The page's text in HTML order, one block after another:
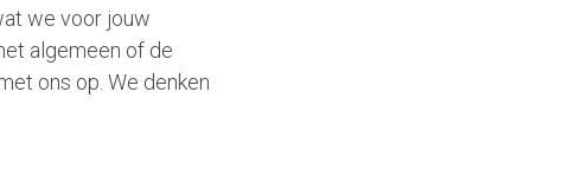
we voor jouw
algemeen of de
ons op. We denken